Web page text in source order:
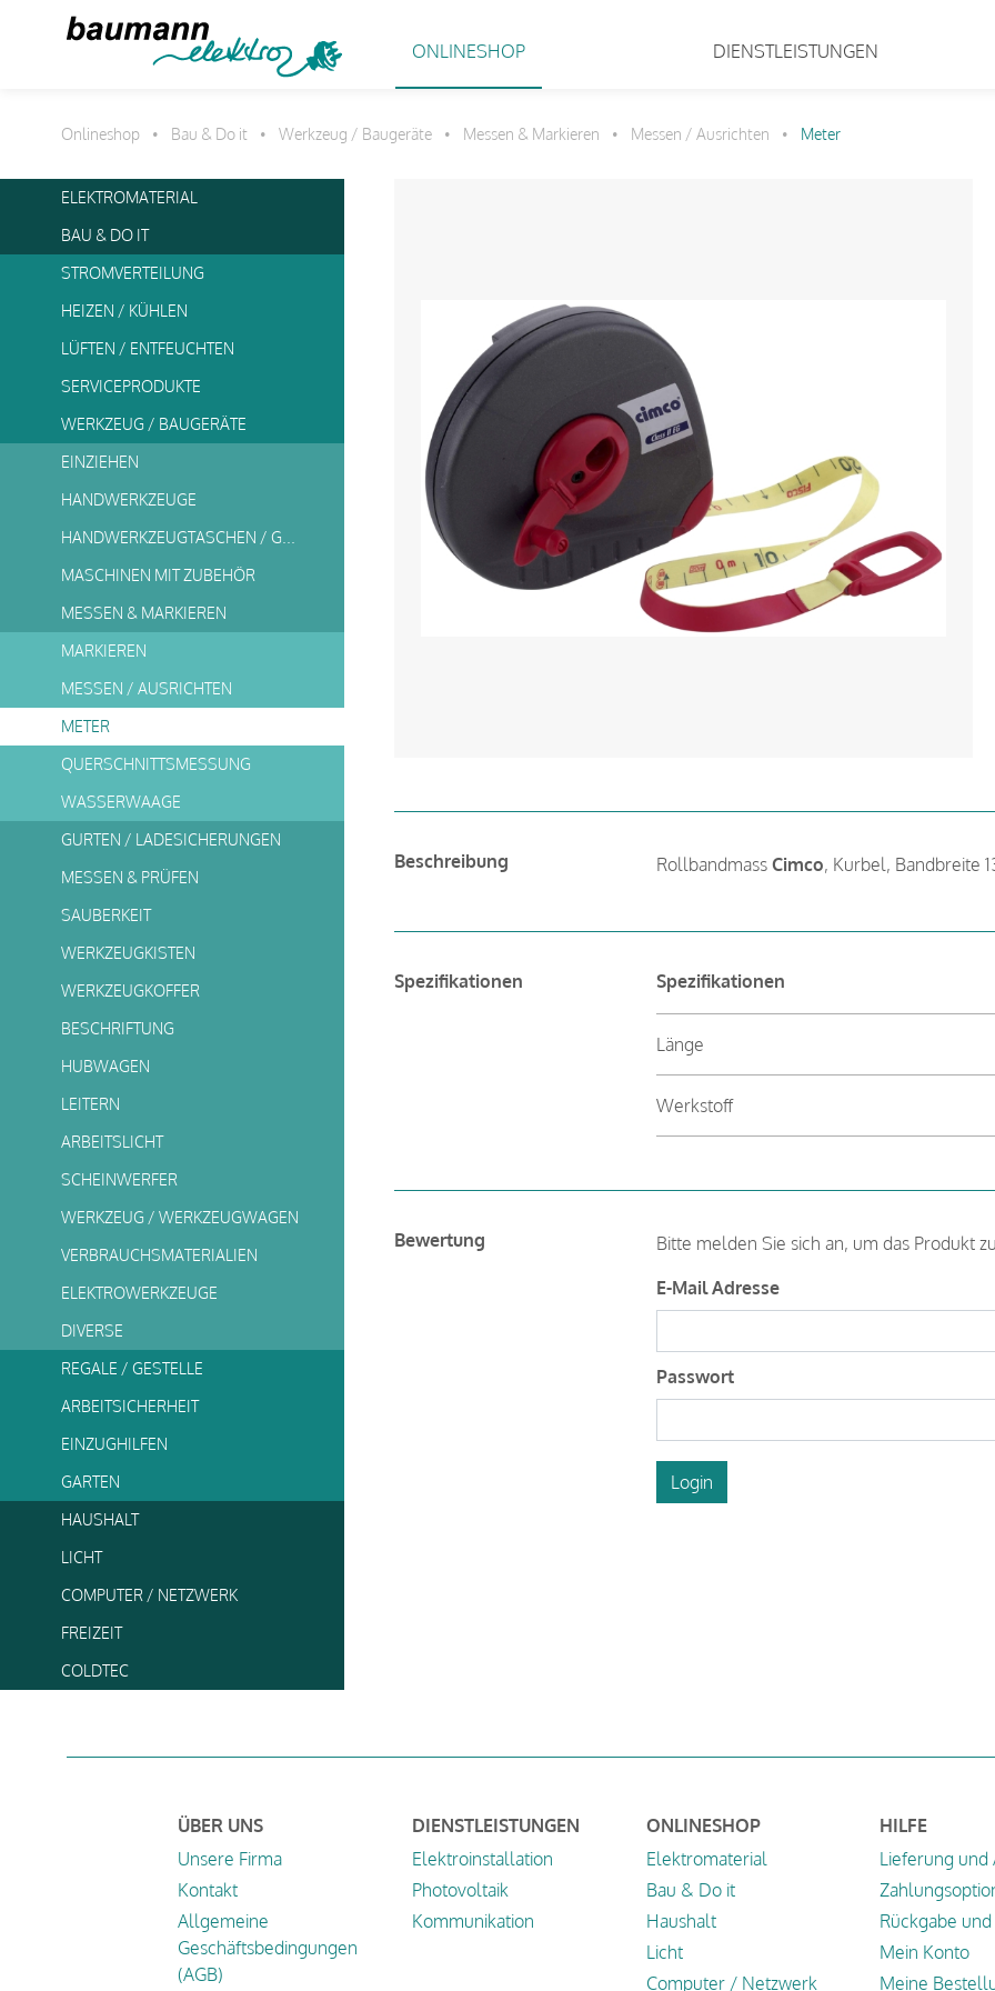
ONLINESHOP DIENSTLEISTUNGEN
Onlineshop • Bau & Do it • Werkzeug / Baugeräte • Messen & Markieren • Messen / Ausrichten • Meter
ELEKTROMATERIAL
BAU & DO IT
STROMVERTEILUNG
HEIZEN / KÜHLEN
LÜFTEN / ENTFEUCHTEN
SERVICEPRODUKTE
WERKZEUG / BAUGERÄTE
EINZIEHEN
HANDWERKZEUGE
MASCHINEN MIT ZUBEHÖR
MESSEN & MARKIEREN
MARKIEREN
MESSEN / AUSRICHTEN
METER
QUERSCHNITTSMESSUNG
WASSERWAAGE
GURTEN / LADESICHERUNGEN
MESSEN & PRÜFEN
SAUBERKEIT
WERKZEUGKISTEN
WERKZEUGKOFFER
BESCHRIFTUNG
HUBWAGEN
LEITERN
ARBEITSLICHT
SCHEINWERFER
WERKZEUG / WERKZEUGWAGEN
VERBRAUCHSMATERIALIEN
ELEKTROWERKZEUGE
DIVERSE
REGALE / GESTELLE
ARBEITSICHERHEIT
EINZUGHILFEN
GARTEN
HAUSHALT
LICHT
COMPUTER / NETZWERK
FREIZEIT
COLDTEC
Beschreibung Rollbandmass Cimco, Kurbel, Bandbreite
Spezifikationen Spezifikationen
Länge
Werkstoff
Bewertung
Bitte melden Sie sich an, um das Produkt
E-Mail Adresse
Passwort
Login
ÜBER UNS
Unsere Firma
Kontakt
Allgemeine
Geschäftsbedingungen
(AGB)
DIENSTLEISTUNGEN
Elektroinstallation
Photovoltaik
Kommunikation
ONLINESHOP
Elektromaterial
Bau & Do it
Haushalt
Licht
Computer / Netzwerk
HILFE
Lieferung und
Rückgabe
Mein Konto
Meine